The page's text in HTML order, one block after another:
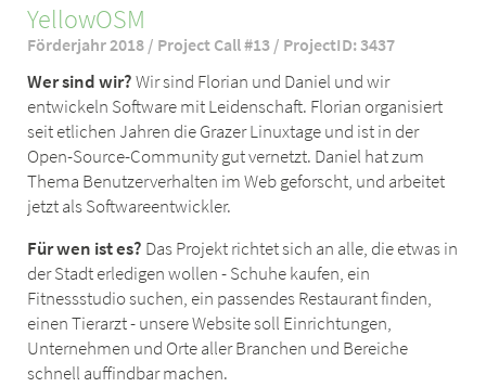
YellowOSM
Förderjahr 2018 / Project Call #13 / ProjectID: 3437
Wer sind wir?Wir sind Florian und Daniel und wir
entwickeln Software mit Leidenschaft. Florian organisiert
seit etlichen Jahren die Grazer Linuxtage und ist in der
Open-Source-Community gut vernetzt. Daniel hat zum
Thema Benutzerverhalten im Web geforscht, und arbeitet
jetzt als Softwareentwickler.
Für wen ist es? Das Projekt richtet sich an alle, die etwas in
der Stadt erledigen wollen - Schuhe kaufen, ein
Fitnessstudio suchen, ein passendes Restaurant finden,
einen Tierarzt - unsere Website soll Einrichtungen,
Unternehmen und Orte aller Branchen und Bereiche
schnell auffindbar machen.